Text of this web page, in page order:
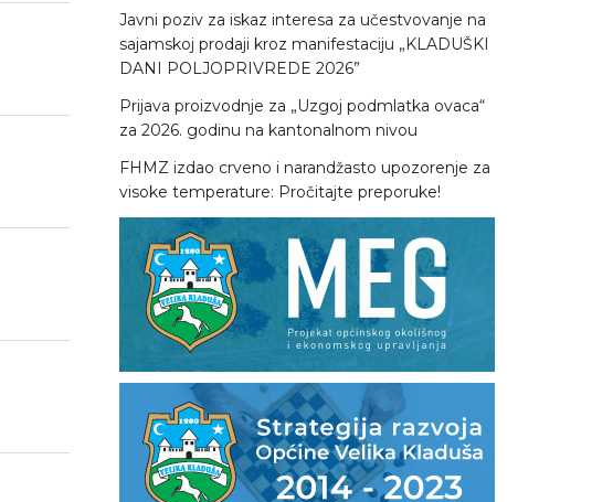
Javni poziv za iskaz interesa za učestvovanje na
sajamskoj prodaji kroz manifestaciju „KLADUŠKI
DANI POLJOPRIVREDE 2026”
Prijava proizvodnje za „Uzgoj podmlatka ovaca“
za 2026. godinu na kantonalnom nivou
FHMZ izdao crveno i narandžasto upozorenje za
visoke temperature: Pročitajte preporuke!